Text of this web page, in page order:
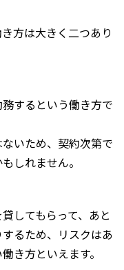
方は大きく二つあり
するという働き方で
いため、契約次第で
しれません。
してもらって、あと
るため、リスクはあ
き方といえます。